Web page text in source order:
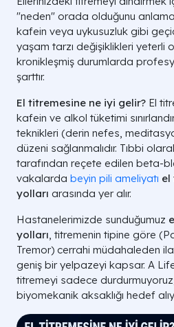
"neden" orada olduğunu
kafein veya uykusuzluk gibi
yaşam tarzı değişiklikleri yeterli
kronikleşmiş durumlarda
şarttır.
El titremesine ne iyi gelir? El
kafein ve alkol tüketimi
teknikleri (derin nefes,
düzeni sağlanmalıdır. Tıbbi
tarafından reçete edilen beta-
vakalarda beyin pili ameliyatı el
yolları arasında yer alır.
Hastanelerimizde sunduğumuz
yolları, titremenin tipine göre
Tremor) cerrahi müdahaleden
geniş bir yelpazeyi kapsar. A
titremeyi sadece
biyomekanik aksaklığı hedef